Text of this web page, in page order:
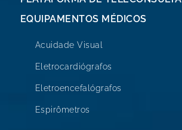
EQUIPAMENTOS MÉDICOS
Acuidade Visual
Eletrocardiógrafos
Eletroencefalógrafos
Espirômetros